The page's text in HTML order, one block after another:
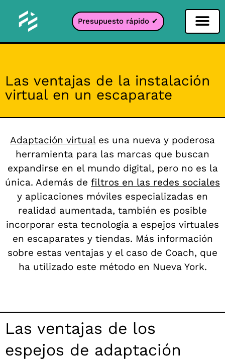
Presupuesto rápido ✔
Las ventajas de la instalación
virtual en un escaparate
Adaptación virtuales una nueva y poderosa
herramienta para las marcas que buscan
expandirse en el mundo digital, pero no es la
única. Además de filtros en las redes sociales
y aplicaciones móviles especializadas en
realidad aumentada, también es posible
incorporar esta tecnología a espejos virtuales
en escaparates y tiendas. Más información
sobre estas ventajas y el caso de Coach, que
ha utilizado este método en Nueva York.
Las ventajas de los
espejos de adaptación